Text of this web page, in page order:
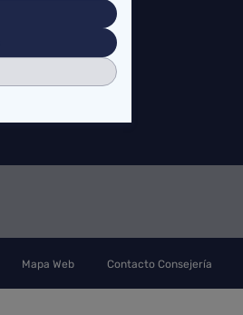
Mapa Web Contacto Consejería